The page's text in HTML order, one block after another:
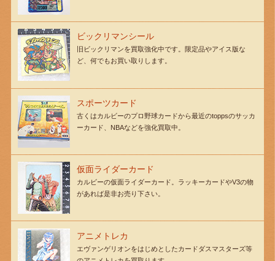
ビックリマンシール
旧ビックリマンを買取強化中です。限定品やアイス版な
ど、何でもお買い取りします。
スポーツカード
古くはカルビーのプロ野球カードから最近のtoppsのサッカ
ーカード、NBAなどを強化買取中。
仮面ライダーカード
カルビーの仮面ライダーカード。ラッキーカードやV3の物
があれば是非お売り下さい。
アニメトレカ
エヴァンゲリオンをはじめとしたカードダスマスターズ等